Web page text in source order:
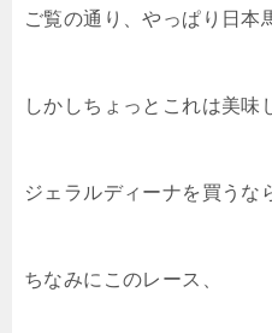
ご覧の通り、やっぱり日本
しかしちょっとこれは美味
ジェラルディーナを買うな
ちなみにこのレース、